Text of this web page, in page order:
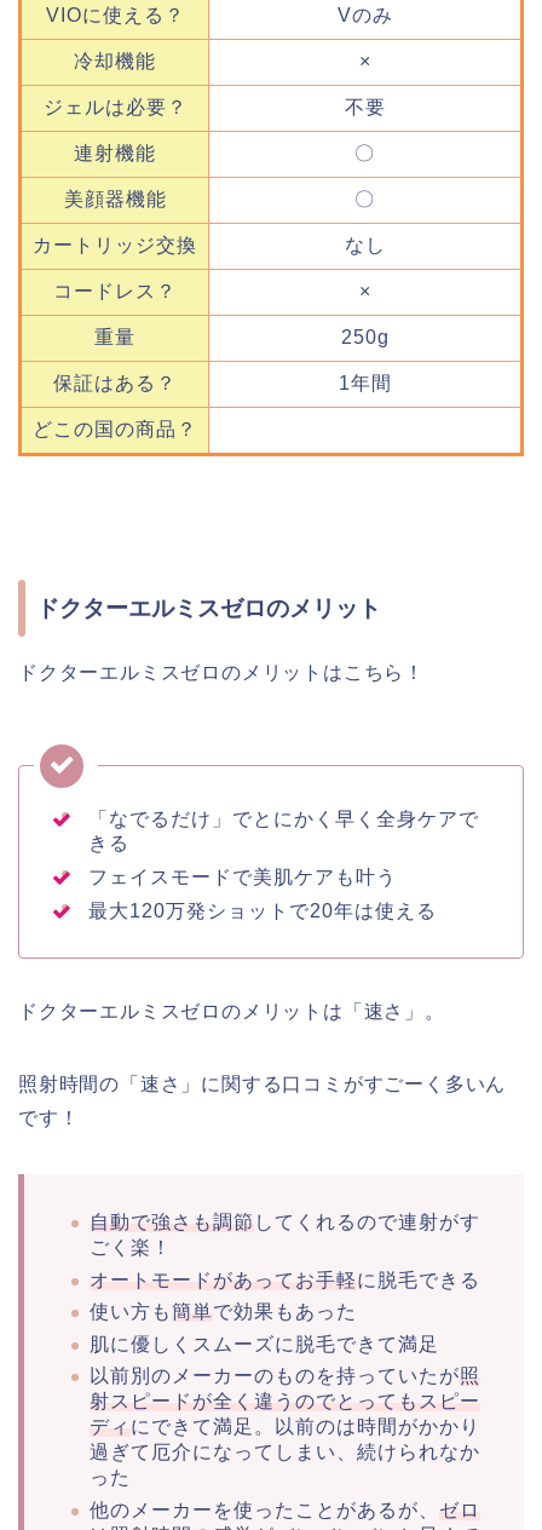
VIOに使える？ Vのみ
冷却機能 ×
ジェルは必要？ 不要
連射機能 〇
美顔器機能 〇
カートリッジ交換 なし
コードレス？ ×
重量 250g
保証はある？ 1年間
どこの国の商品？
ドクターエルミスゼロのメリット
ドクターエルミスゼロのメリットはこちら！
「なでるだけ」でとにかく早く全身ケアで
きる
フェイスモードで美肌ケアも叶う
最大120万発ショットで20年は使える
ドクターエルミスゼロのメリットは「速さ」。
照射時間の「速さ」に関する口コミがすごーく多いん
です！
自動で強さも調節 してくれるので連射がす
ごく楽！
オートモードがあってお手軽に脱毛できる
使い方も簡単で効果もあった
肌に優しくスムーズに脱毛できて満足
以前別のメーカーのものを持っていたが照
射スピードが全く違うのでとってもスピー
ディ にできて満足。以前のは時間がかかり
過ぎて厄介になってしまい、続けられなか
った
他のメーカーを使ったことがあるが、 ゼロ